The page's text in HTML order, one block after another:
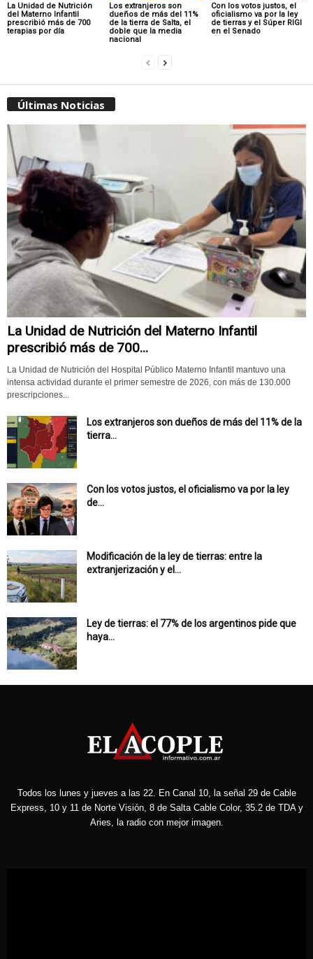
La Unidad de Nutrición
del Materno Infantil
prescribió más de 700
terapias por día
Los extranjeros son
dueños de más del 11%
de la tierra de Salta, el
doble que la media
nacional
Con los votos justos, el
oficialismo va por la ley
de tierras y el Súper RIGI
en el Senado
Últimas Noticias
La Unidad de Nutrición del Materno Infantil
prescribió más de 700...
La Unidad de Nutrición del Hospital Público Materno Infantil mantuvo una
intensa actividad durante el primer semestre de 2026, con más de 130.000
prescripciones...
Los extranjeros son dueños de más del 11% de la
tierra...
Con los votos justos, el oficialismo va por la ley
de...
Modificación de la ley de tierras: entre la
extranjerización y el...
Ley de tierras: el 77% de los argentinos pide que
haya...
Todos los lunes y jueves a las 22. En Canal 10, la señal 29 de Cable
Express, 10 y 11 de Norte Visión, 8 de Salta Cable Color, 35.2 de TDA y
Aries, la radio con mejor imagen.